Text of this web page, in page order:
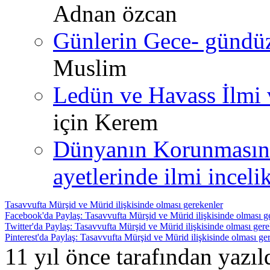
Adnan özcan
Günlerin Gece-
Muslim
Ledün ve Havass İlmi
için Kerem
Dünyanın
ayetlerinde ilmi
Tasavvufta Mürşid ve Mürid ilişkisinde olması gerekenler
Facebook'da Paylaş: Tasavvufta Mürşid ve Mürid ilişkisinde olması
Twitter'da Paylaş: Tasavvufta Mürşid ve Mürid ilişkisinde olması
Pinterest'da Paylaş: Tasavvufta Mürşid ve Mürid ilişkisinde olması
11 yıl önce tarafından